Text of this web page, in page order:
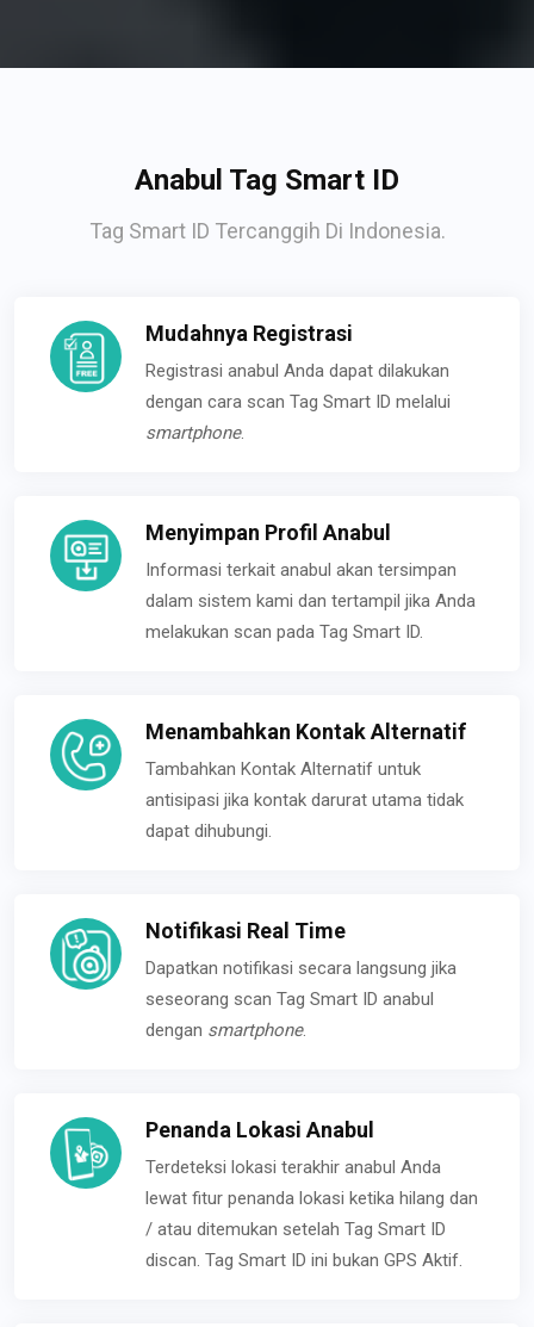
Anabul Tag Smart ID
Tag Smart ID Tercanggih Di Indonesia.
Mudahnya Registrasi
Registrasi anabul Anda dapat dilakukan
dengan cara scan Tag Smart ID melalui
smartphone.
Menyimpan Profil Anabul
Informasi terkait anabul akan tersimpan
dalam sistem kami dan tertampil jika Anda
melakukan scan pada Tag Smart ID.
Menambahkan Kontak Alternatif
Tambahkan Kontak Alternatif untuk
antisipasi jika kontak darurat utama tidak
dapat dihubungi.
Notifikasi Real Time
Dapatkan notifikasi secara langsung jika
seseorang scan Tag Smart ID anabul
dengan smartphone.
Penanda Lokasi Anabul
Terdeteksi lokasi terakhir anabul Anda
lewat fitur penanda lokasi ketika hilang dan
/ atau ditemukan setelah Tag Smart ID
discan. Tag Smart ID ini bukan GPS Aktif.